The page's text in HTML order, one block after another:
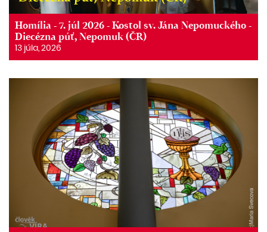
Homília - 7. júl 2026 - Kostol sv. Jána Nepomuckého -
Diecézna púť, Nepomuk (ČR)
13 júla, 2026